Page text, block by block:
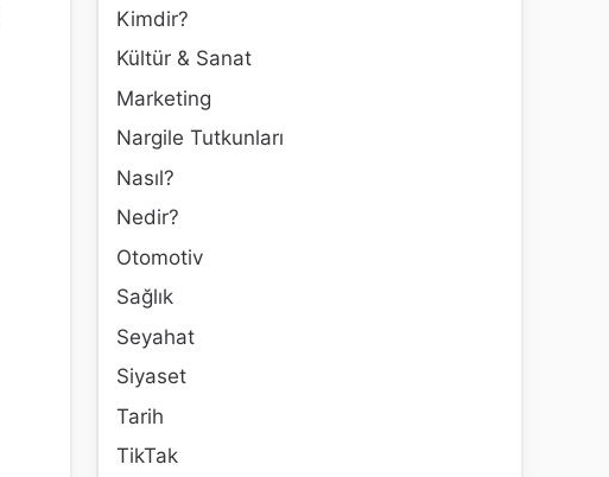
Kimdir?
Kültür & Sanat
Marketing
Nargile Tutkunları
Nasıl?
Nedir?
Otomotiv
Sağlık
Seyahat
Siyaset
Tarih
TikTak